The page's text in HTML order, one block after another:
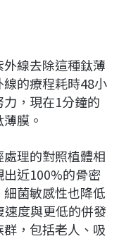
線去除這種鈦薄
的療程耗時48小
，現在1分鐘的
膜。
理的對照植體相
近100%的骨密
菌敏感性也降低
度與更低的併發
，包括老人、吸